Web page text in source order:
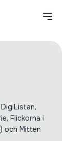
Flickorna i
och Mitten